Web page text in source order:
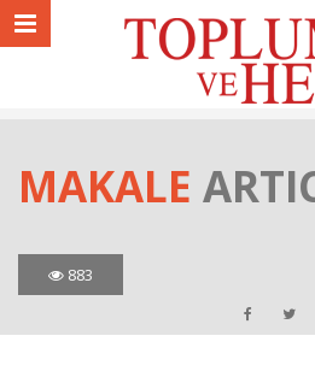
MAKALE
883